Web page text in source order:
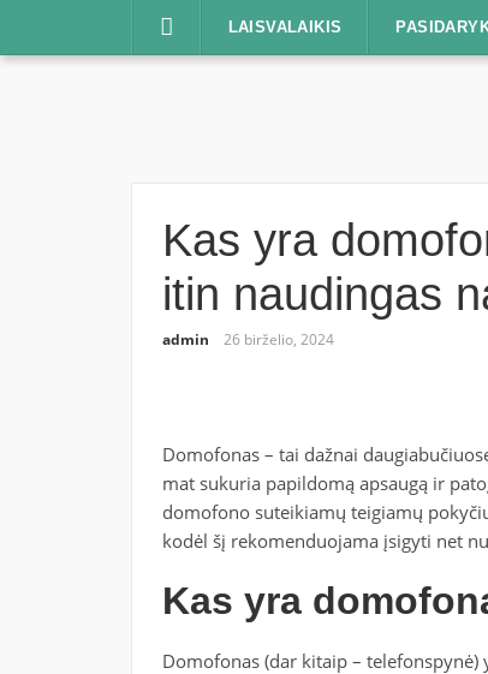
LAISVALAIKIS
Kas yra
itin naudingas
admin 26 birželio, 2024
Domofonas – tai dažnai
mat sukuria papildomą apsaugą ir
domofono suteikiamų teigiamų
kodėl šį rekomenduojama įsigyti net
Kas yra
Domofonas (dar kitaip –